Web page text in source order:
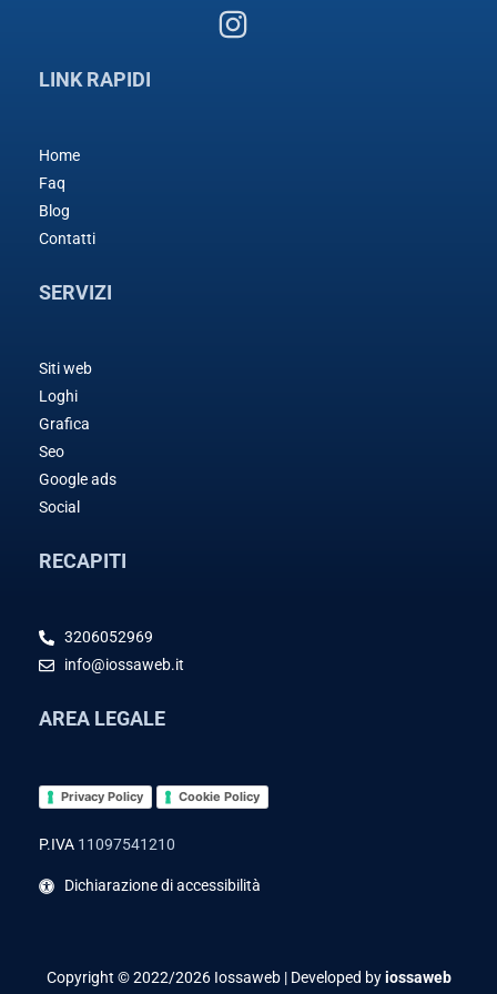
LINK RAPIDI
Home
Faq
Blog
Contatti
SERVIZI
Siti web
Loghi
Grafica
Seo
Google ads
Social
RECAPITI
3206052969
info@iossaweb.it
AREA LEGALE
Privacy Policy Cookie Policy
P.IVA 11097541210
Dichiarazione di accessibilità
Copyright © 2022/2026 Iossaweb | Developed byiossaweb